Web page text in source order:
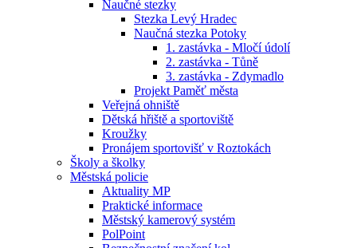
Naučné stezky
Stezka Levý Hradec
Naučná stezka Potoky
1. zastávka - Mločí údolí
2. zastávka - Tůně
3. zastávka - Zdymadlo
Projekt Paměť města
Veřejná ohniště
Dětská hřiště a sportoviště
Kroužky
Pronájem sportovišť v Roztokách
Školy a školky
Městská policie
Aktuality MP
Praktické informace
Městský kamerový systém
PolPoint